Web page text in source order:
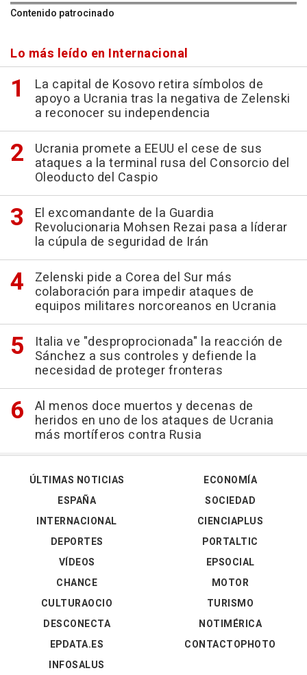
Contenido patrocinado
Lo más leído en Internacional
La capital de Kosovo retira símbolos de
apoyo a Ucrania tras la negativa de Zelenski
a reconocer su independencia
Ucrania promete a EEUU el cese de sus
ataques a la terminal rusa del Consorcio del
Oleoducto del Caspio
El excomandante de la Guardia
Revolucionaria Mohsen Rezai pasa a líderar
la cúpula de seguridad de Irán
Zelenski pide a Corea del Sur más
colaboración para impedir ataques de
equipos militares norcoreanos en Ucrania
Italia ve "desproprocionada" la reacción de
Sánchez a sus controles y defiende la
necesidad de proteger fronteras
Al menos doce muertos y decenas de
heridos en uno de los ataques de Ucrania
más mortíferos contra Rusia
ÚLTIMAS NOTICIAS
ESPAÑA
INTERNACIONAL
DEPORTES
VÍDEOS
ECONOMÍA
SOCIEDAD
CIENCIAPLUS
PORTALTIC
EPSOCIAL
CHANCE
CULTURAOCIO
DESCONECTA
EPDATA.ES
INFOSALUS
MOTOR
TURISMO
NOTIMÉRICA
CONTACTOPHOTO